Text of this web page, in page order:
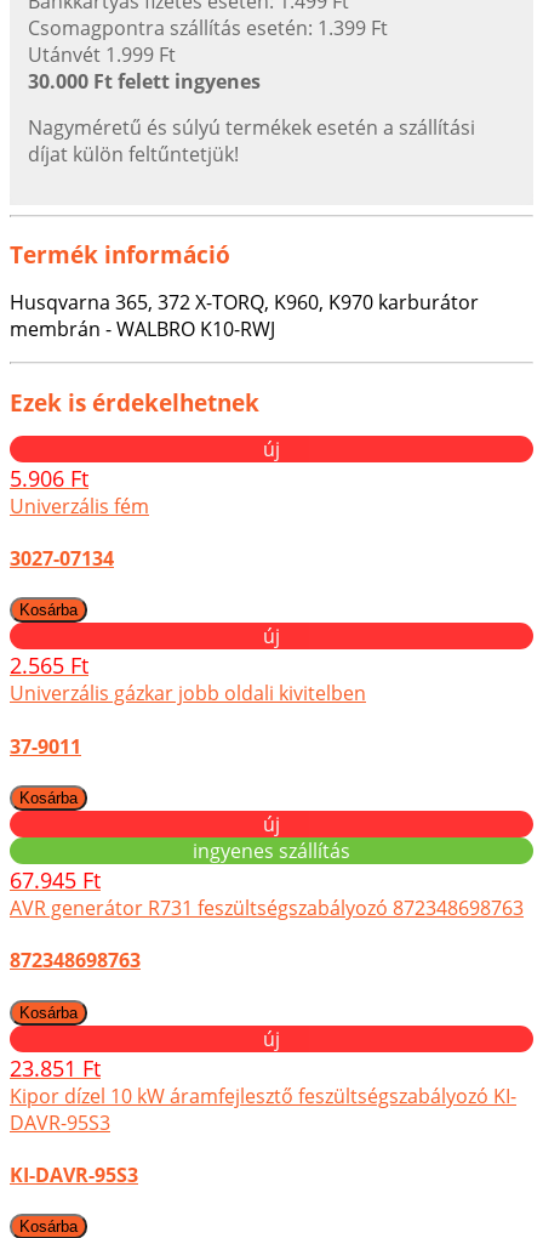
Csomagpontra szállítás esetén: 1.399 Ft
Utánvét 1.999 Ft
30.000 Ft felett ingyenes
Nagyméretű és súlyú termékek esetén a szállítási
díjat külön feltűntetjük!
Termék információ
Husqvarna 365, 372 X-TORQ, K960, K970 karburátor
membrán - WALBRO K10-RWJ
Ezek is érdekelhetnek
új
5.906 Ft
Univerzális fém
3027-07134
új
2.565 Ft
Univerzális gázkar jobb oldali kivitelben
37-9011
új
ingyenes szállítás
67.945 Ft
AVR generátor R731 feszültségszabályozó 872348698763
872348698763
új
23.851 Ft
Kipor dízel 10 kW áramfejlesztő feszültségszabályozó KI-
DAVR-95S3
KI-DAVR-95S3